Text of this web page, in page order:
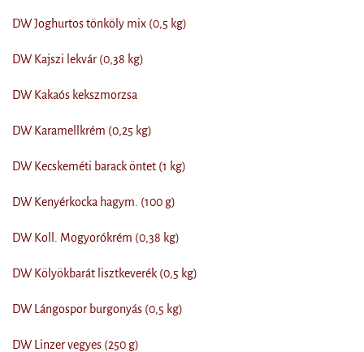
DW Joghurtos tönköly mix (0,5 kg)
DW Kajszi lekvár (0,38 kg)
DW Kakaós kekszmorzsa
DW Karamellkrém (0,25 kg)
DW Kecskeméti barack öntet (1 kg)
DW Kenyérkocka hagym. (100 g)
DW Koll. Mogyorókrém (0,38 kg)
DW Kölyökbarát lisztkeverék (0,5 kg)
DW Lángospor burgonyás (0,5 kg)
DW Linzer vegyes (250 g)